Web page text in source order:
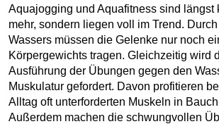
Aquajogging und Aquafitness sind längst
mehr, sondern liegen voll im Trend.
Wassers müssen die Gelenke nur noch
Körpergewichts tragen. Gleichzeitig wird
Ausführung der Übungen gegen den
Muskulatur gefordert. Davon profitieren
Alltag oft unterforderten Muskeln in
Außerdem machen die schwungvollen